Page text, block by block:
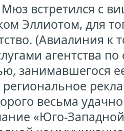
встретился с
Эллиотом, для
(Авиалиния к
агентства по
занимавшегося
весьма
«Юго-